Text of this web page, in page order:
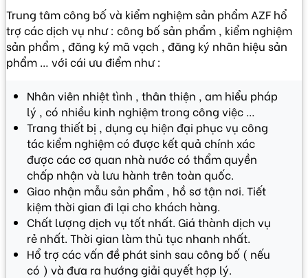
Trung tâm công bố và kiểm nghiệm sản phẩm AZF hổ
trợ các dịch vụ như : công bố sản phẩm , kiểm nghiệm
sản phẩm , đăng ký mã vạch , đăng ký nhãn hiệu sản
phẩm … với cái ưu điểm như :
Nhân viên nhiệt tình , thân thiện , am hiểu pháp
lý , có nhiều kinh nghiệm trong công việc …
Trang thiết bị , dụng cụ hiện đại phục vụ công
tác kiểm nghiệm có được kết quả chính xác
được các cơ quan nhà nước có thẩm quyền
chấp nhận và lưu hành trên toàn quốc.
Giao nhận mẫu sản phẩm , hồ sơ tận nơi. Tiết
kiệm thời gian đi lại cho khách hàng.
Chất lượng dịch vụ tốt nhất. Giá thành dịch vụ
rẻ nhất. Thời gian làm thủ tục nhanh nhất.
Hổ trợ các vấn đề phát sinh sau công bố ( nếu
có ) và đưa ra hướng giải quyết hợp lý.